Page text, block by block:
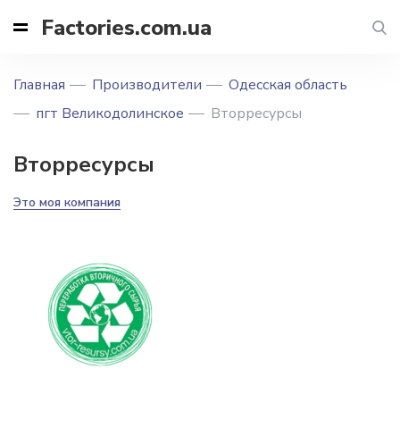
Factories.com.ua
Главная Производители
Одесская область
пгт Великодолинское
Вторресурсы
Вторресурсы
Это моя компания